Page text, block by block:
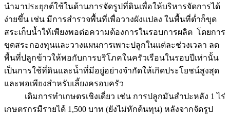
นำมาประยุกต์ใช้ในด้านการจัดรูปที่ดินเพื่อให้บริหารจัดการได้
ง่ายขึ้น เช่น มีการสำรวจพื้นที่เพื่อวางผังแปลง ในพื้นที่ต่ำก็ขุด
สระเก็บน้ำให้เพียงพอต่อความต้องการในรอบการผลิต โดยการ
ขุดสระกองทุนและวางแผนการเพาะปลูกในแต่ละช่วงเวลา ลด
พื้นที่ปลูกข้าวให้พอกับการบริโภคในครัวเรือนในรอบปีเท่านั้น
เป็นการใช้ที่ดินและน้ำที่มีอยู่อย่างจำกัดให้เกิดประโยชน์สูงสุด
และพอเพียงสำหรับเลี้ยงครอบครัว
เดิมการทำเกษตรเชิงเดี่ยว เช่น การปลูกมันสำปะหลัง 1 ไร่
เกษตรกรมีรายได้ 1,500 บาท (ยังไม่หักต้นทุน) หลังจากจัดรูป